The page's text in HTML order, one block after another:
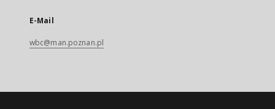
E-Mail
wbc@man.poznan.pl